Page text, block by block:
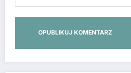
wypełnić dane podczas pisania